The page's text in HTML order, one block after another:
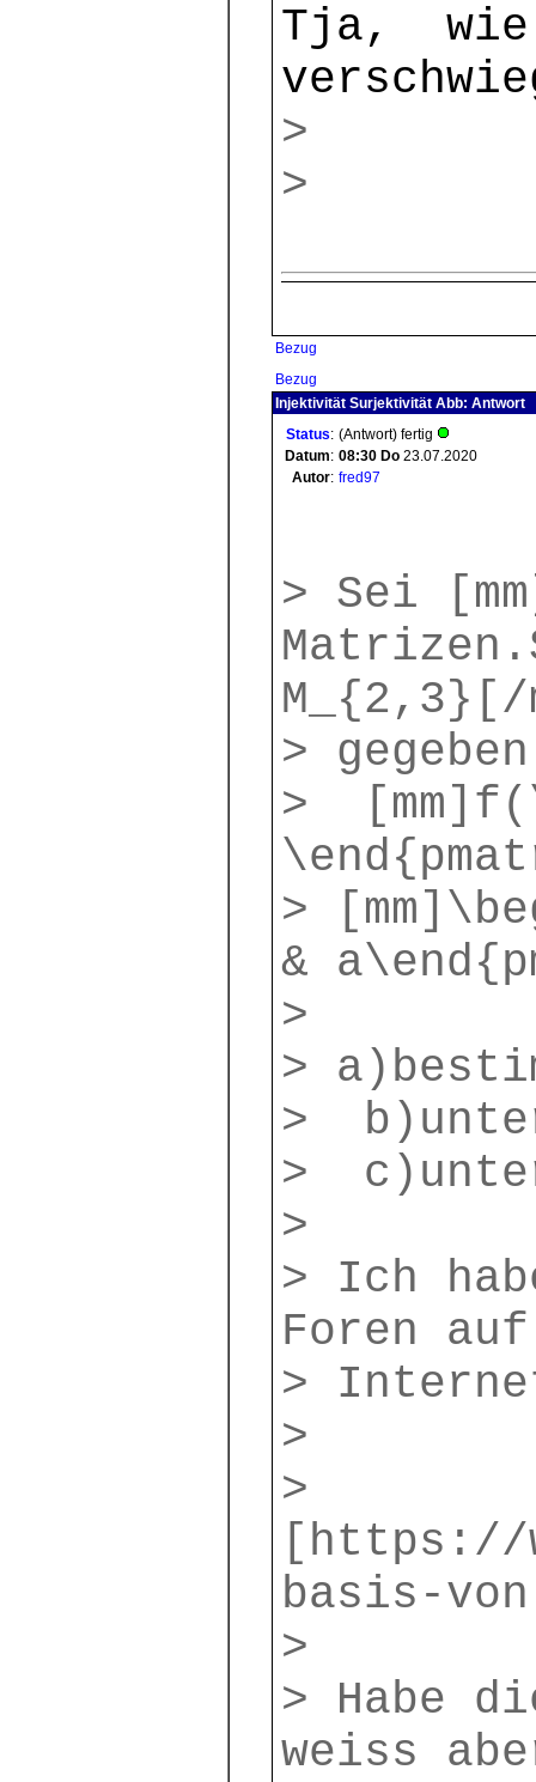
Tja, wie
>
>
Bezug
Bezug
Injektivität Surjektivität Abb: Antwort
Status: (Antwort) fertig
Datum: 08:30 Do 23.07.2020
Autor: fred97
> Sei
M_{2,3}[/
>
>
>
&
>
>
>
>
>
> Ich
Foren
>
>
>
[https://
basis-
>
> Habe
weiss